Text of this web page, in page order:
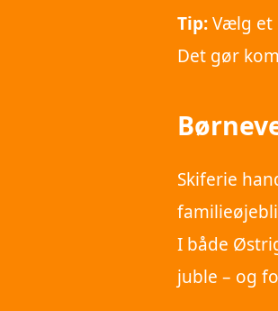
Tip:Vælg et
Det gør
Skiferie
I både
juble – og